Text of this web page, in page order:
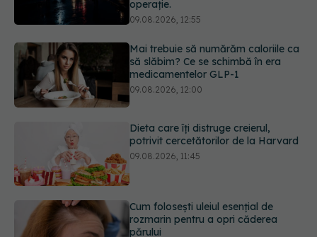
Mai trebuie să numărăm caloriile ca
să slăbim? Ce se schimbă în era
09.08.2026, 12:00
Dieta care îți distruge creierul,
09.08.2026, 11:00